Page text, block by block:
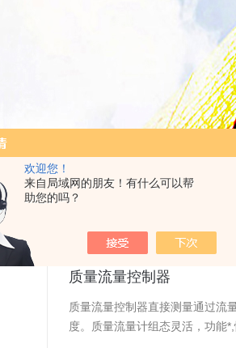
欢迎您！
来自局域网的朋友！有什么可以帮
助您的吗？
质量流量控制器
质量流量控制器直接测量通过流
度。质量流量计组态灵活，功能